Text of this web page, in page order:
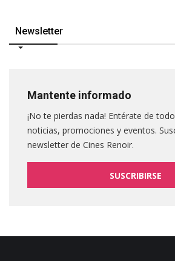
Newsletter
Mantente informado
¡No te pierdas nada! Entérate de
noticias, promociones y eventos.
newsletter de Cines Renoir.
SUSCRIBIRSE